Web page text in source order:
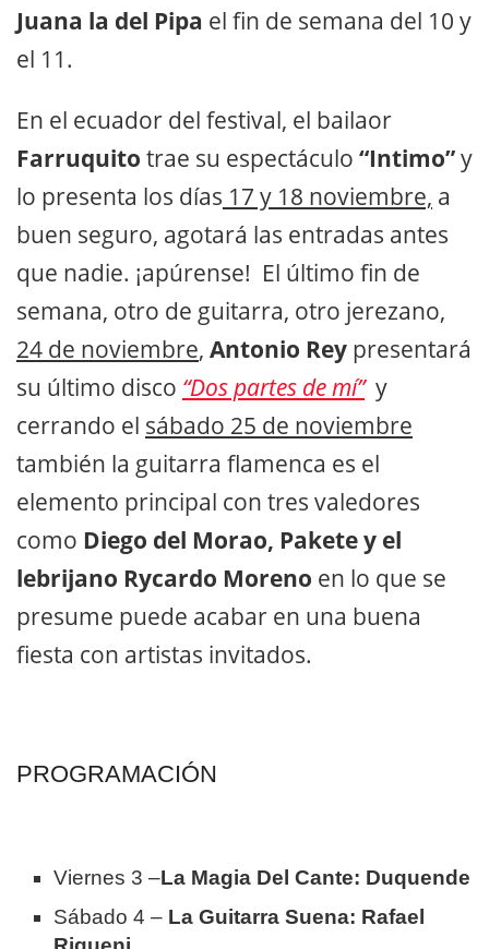
Juana la del Pipa el fin de semana del 10 y
el 11.
En el ecuador del festival, el bailaor
Farruquito trae su espectáculo “Intimo”y
lo presenta los días 17 y 18 noviembre, a
buen seguro, agotará las entradas antes
que nadie. ¡apúrense! El último fin de
semana, otro de guitarra, otro jerezano,
24 de noviembre, Antonio Rey presentará
su último disco “Dos partes de mí” y
cerrando el sábado 25 de noviembre
también la guitarra flamenca es el
elemento principal con tres valedores
como Diego del Morao, Pakete y el
lebrijano Rycardo Moreno en lo que se
presume puede acabar en una buena
fiesta con artistas invitados.
PROGRAMACIÓN
Viernes 3 –La Magia Del Cante: Duquende
Sábado 4 – La Guitarra Suena: Rafael